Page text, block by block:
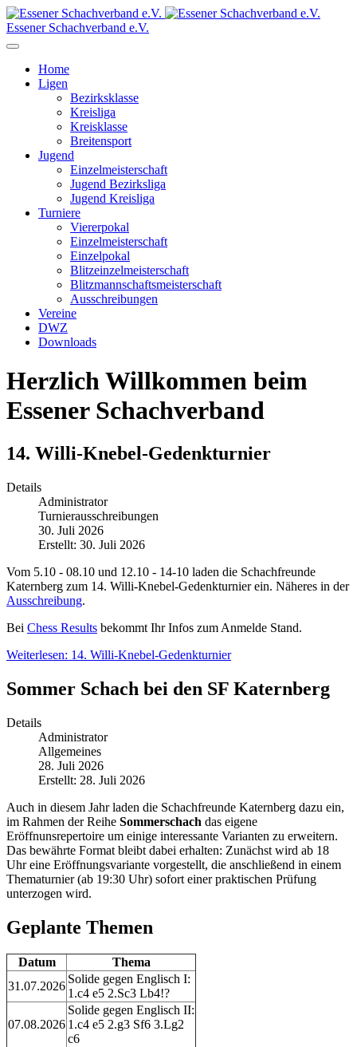
Essener Schachverband e.V.
Home
Ligen
Bezirksklasse
Kreisliga
Kreisklasse
Breitensport
Jugend
Einzelmeisterschaft
Jugend Bezirksliga
Jugend Kreisliga
Turniere
Viererpokal
Einzelmeisterschaft
Einzelpokal
Blitzeinzelmeisterschaft
Blitzmannschaftsmeisterschaft
Ausschreibungen
Vereine
DWZ
Downloads
Herzlich Willkommen beim
Essener Schachverband
14. Willi-Knebel-Gedenkturnier
Details
Administrator
Turnierausschreibungen
30. Juli 2026
Erstellt: 30. Juli 2026
Vom 5.10 - 08.10 und 12.10 - 14-10 laden die Schachfreunde
Katernberg zum 14. Willi-Knebel-Gedenkturnier ein. Näheres in der
Ausschreibung.
Bei Chess Results bekommt Ihr Infos zum Anmelde Stand.
Weiterlesen: 14. Willi-Knebel-Gedenkturnier
Sommer Schach bei den SF Katernberg
Details
Administrator
Allgemeines
28. Juli 2026
Erstellt: 28. Juli 2026
Auch in diesem Jahr laden die Schachfreunde Katernberg dazu ein,
im Rahmen der Reihe Sommerschach das eigene
Eröffnunsrepertoire um einige interessante Varianten zu erweitern.
Das bewährte Format bleibt dabei erhalten: Zunächst wird ab 18
Uhr eine Eröffnungsvariante vorgestellt, die anschließend in einem
Thematurnier (ab 19:30 Uhr) sofort einer praktischen Prüfung
unterzogen wird.
Geplante Themen
Datum
Thema
31.07.2026
Solide gegen Englisch I:
1.c4 e5 2.Sc3 Lb4!?
07.08.2026
Solide gegen Englisch II:
1.c4 e5 2.g3 Sf6 3.Lg2
c6